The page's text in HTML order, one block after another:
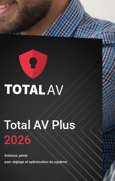
2026
Antivirus primé
avec réglage et optimisation du système
Total AV Plus